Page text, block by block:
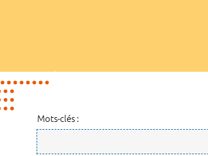
Mots-clés :